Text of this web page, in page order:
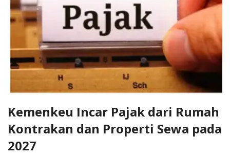
Kemenkeu Incar Pajak dari Rumah
Kontrakan dan Properti Sewa pada
2027